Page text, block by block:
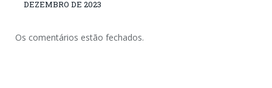
DEZEMBRO DE 2023
Os comentários estão fechados.